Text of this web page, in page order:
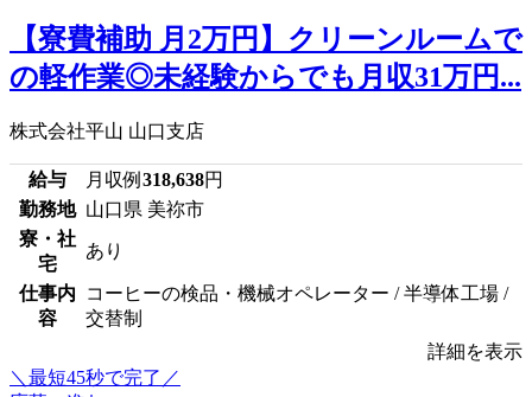
【寮費補助 月2万円】クリーンルームで
の軽作業◎未経験からでも月収31万円...
株式会社平山 山口支店
給与 月収例 318,638円
勤務地 山口県 美祢市
寮・社
宅
あり
仕事内
容
コーヒーの検品・機械オペレーター / 半導体工場 /
交替制
詳細を表示
＼最短45秒で完了／